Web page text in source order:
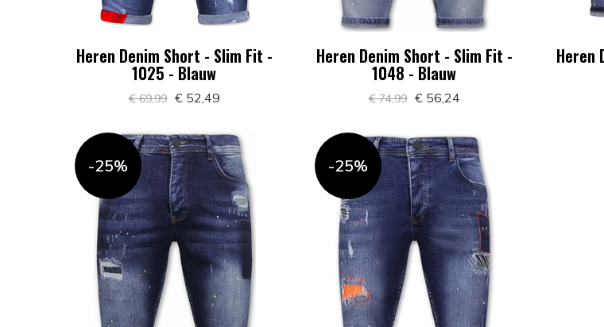
Heren Denim Short - Slim Fit -
1025 - Blauw
€ 69,99 € 52,49
Heren Denim Short - Slim Fit -
1048 - Blauw
€ 74,99 € 56,24
Heren
-25% -25%